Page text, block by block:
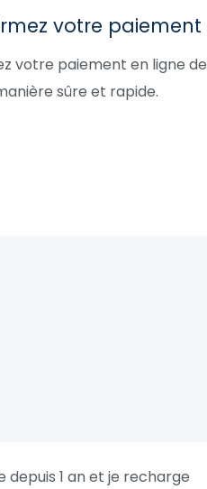
votre paiement
votre paiement en ligne de
sûre et rapide.
depuis 1 an et je recharge